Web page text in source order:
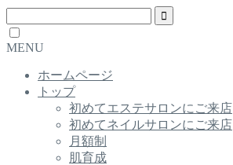
MENU
ホームページ
トップ
初めてエステサロンにご来店
初めてネイルサロンにご来店
月額制
肌育成